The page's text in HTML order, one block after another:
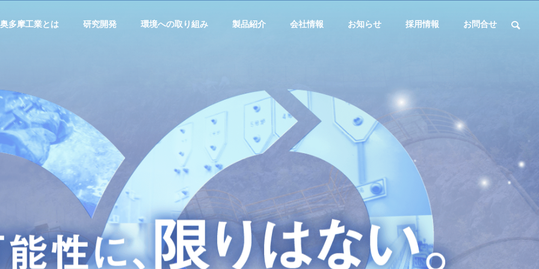
奥多摩工業とは 研究開発 環境への取り組み 製品紹介 会社情報 お知らせ 採用情報 お問合せ